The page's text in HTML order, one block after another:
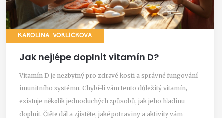
KAROLÍNA VORLÍČKOVÁ
Jak nejlépe doplnit vitamín D?
Vitamín D je nezbytný pro zdravé kosti a správné fungování
imunitního systému. Chybí-li vám tento důležitý vitamín,
existuje několik jednoduchých způsobů, jak jeho hladinu
doplnit. Čtěte dál a zjistěte, jaké potraviny a aktivity vám